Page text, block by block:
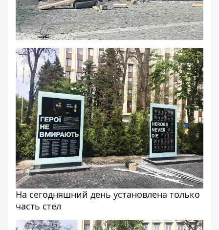
На сегодняшний день установлена только
часть стел